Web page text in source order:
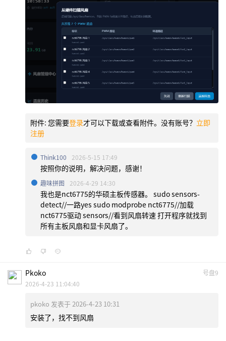
附件: 您需要登录才可以下载或查看附件。没有账号？ 立即
注册
Think100 2026-5-15 17:49
按照你的说明，解决问题，感谢！
趣味拼图 2026-4-29 14:30
我也是nct6775的华硕主板传感器。 sudo sensors-
detect//一路yes sudo modprobe nct6775//加载
nct6775驱动 sensors//看到风扇转速 打开程序就找到
所有主板风扇和显卡风扇了。
号盘9
Pkoko
2026-4-23 11:04:40
pkoko 发表于 2026-4-23 10:31
安装了，找不到风扇